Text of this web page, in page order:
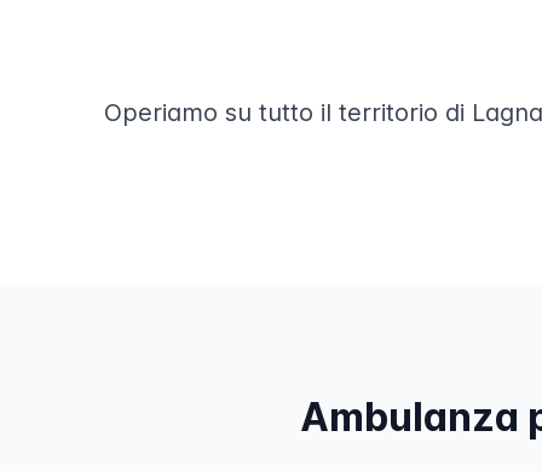
Operiamo su tutto il territorio di
Ambulanza